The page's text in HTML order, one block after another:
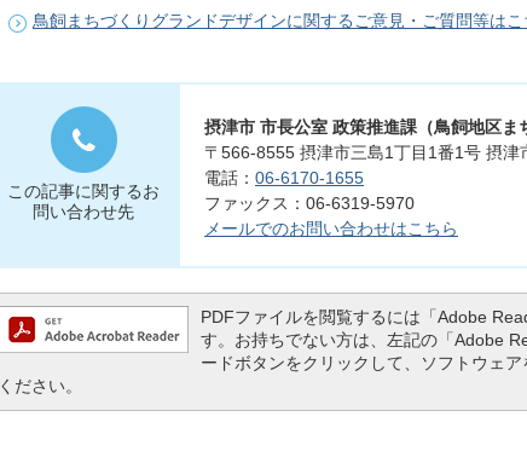
鳥飼まちづくりグランドデザインに関するご意見・ご質問等はこ
この記事に関するお
問い合わせ先
摂津市 市長公室 政策推進課（鳥飼地区ま
〒566-8555 摂津市三島1丁目1番1号 摂津
電話： 06-6170-1655
ファックス：06-6319-5970
メールでのお問い合わせはこちら
PDFファイルを閲覧するには「Adobe
す。お持ちでない方は、左記の「Adobe
ードボタンをクリックして、ソフトウェ
ください。